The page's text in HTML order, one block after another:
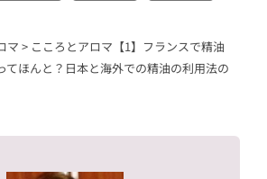
マ > こころとアロマ【1】フランスで精油
てほんと？日本と海外での精油の利用法の